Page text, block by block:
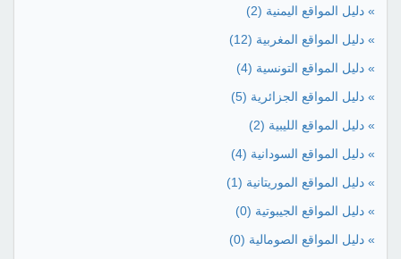
» دليل المواقع اليمنية (2)
» دليل المواقع المغربية (12)
» دليل المواقع التونسية (4)
» دليل المواقع الجزائرية (5)
» دليل المواقع الليبية (2)
» دليل المواقع السودانية (4)
» دليل المواقع الموريتانية (1)
» دليل المواقع الجيبوتية (0)
» دليل المواقع الصومالية (0)